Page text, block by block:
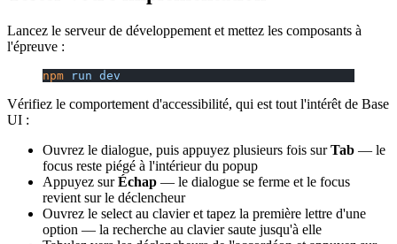
Lancez le serveur de développement et mettez les composants à
l'épreuve :
npm run dev
Vérifiez le comportement d'accessibilité, qui est tout l'intérêt de Base
UI :
Ouvrez le dialogue, puis appuyez plusieurs fois surTab — le
focus reste piégé à l'intérieur du popup
Appuyez surÉchap — le dialogue se ferme et le focus
revient sur le déclencheur
Ouvrez le select au clavier et tapez la première lettre d'une
option — la recherche au clavier saute jusqu'à elle